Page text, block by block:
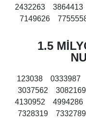
2432263
7149626
1.5
123038
3037562
4130952
7328319